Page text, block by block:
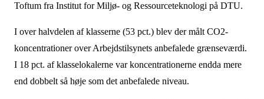
Toftum fra Institut for Miljø- og Ressourceteknologi på DTU.
I over halvdelen af klasserne (53 pct.) blev der målt CO2-
koncentrationer over Arbejdstilsynets anbefalede grænseværdi.
I 18 pct. af klasselokalerne var koncentrationerne endda mere
end dobbelt så høje som det anbefalede niveau.